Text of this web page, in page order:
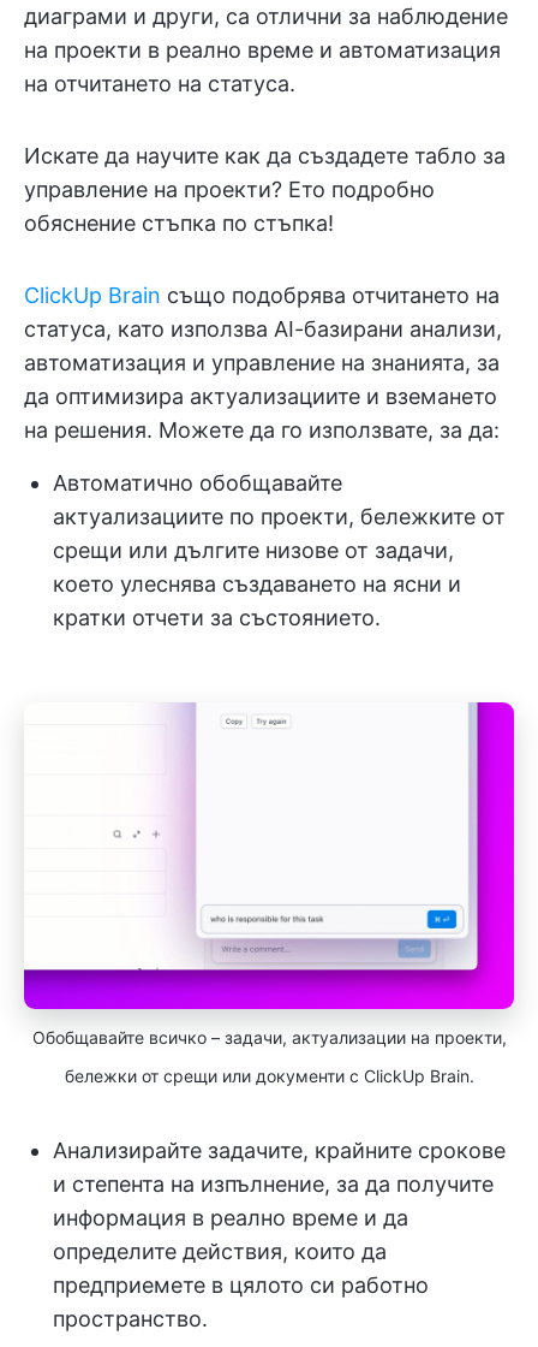
диаграми и други, са отлични за наблюдение
на проекти в реално време и автоматизация
на отчитането на статуса.
Искате да научите как да създадете табло за
управление на проекти? Ето подробно
обяснение стъпка по стъпка!
ClickUp Brain също подобрява отчитането на
статуса, като използва AI-базирани анализи,
автоматизация и управление на знанията, за
да оптимизира актуализациите и вземането
на решения. Можете да го използвате, за да:
Автоматично обобщавайте
актуализациите по проекти, бележките от
срещи или дългите низове от задачи,
което улеснява създаването на ясни и
кратки отчети за състоянието.
Обобщавайте всичко – задачи, актуализации на проекти,
бележки от срещи или документи с ClickUp Brain.
Анализирайте задачите, крайните срокове
и степента на изпълнение, за да получите
информация в реално време и да
определите действия, които да
предприемете в цялото си работно
пространство.